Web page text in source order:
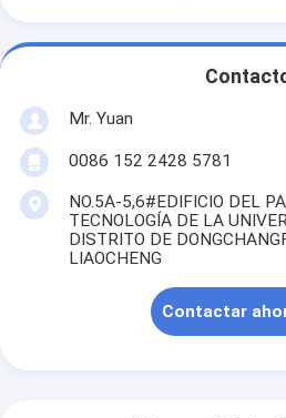
Mr. Yuan
0086 152 2428 5781
NO.5A-5,6#EDIFICIO DEL
TECNOLOGÍA DE LA
DISTRITO DE
LIAOCHENG
Contactar